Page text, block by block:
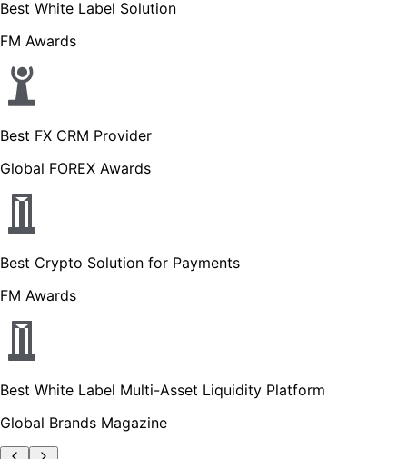
Best White Label Solution
FM Awards
Best FX CRM Provider
Global FOREX Awards
Best Crypto Solution for Payments
FM Awards
Best White Label Multi-Asset Liquidity Platform
Global Brands Magazine